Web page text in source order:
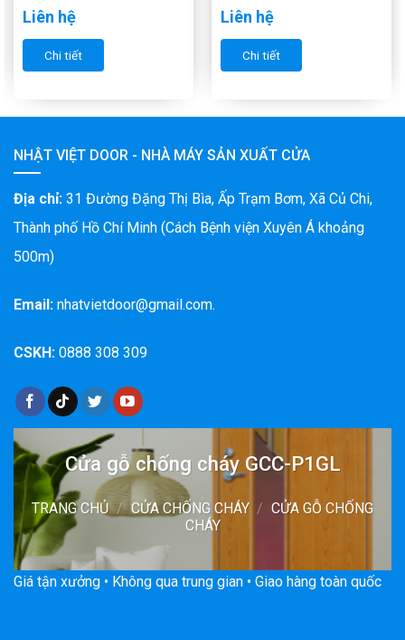
Liên hệ
Chi tiết
Liên hệ
Chi tiết
NHẬT VIỆT DOOR - NHÀ MÁY SẢN XUẤT CỬA
Địa chỉ: 31 Đường Đặng Thị Bìa, Ấp Trạm Bơm, Xã Củ Chi,
Thành phố Hồ Chí Minh (Cách Bệnh viện Xuyên Á khoảng
500m)
Email: nhatvietdoor@gmail.com.
CSKH: 0888 308 309
Cửa gỗ chống cháy GCC-P1GL
TRANG CHỦ / CỬA CHỐNG CHÁY / CỬA GỖ CHỐNG
CHÁY
Giá tận xưởng • Không qua trung gian • Giao hàng toàn quốc